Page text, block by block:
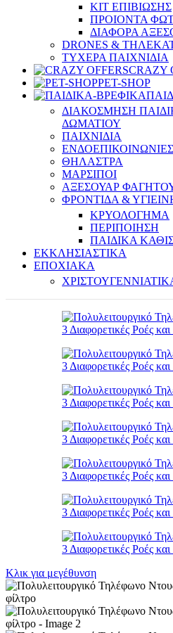
ΚΙΤ ΕΠΙΒΙΩΣΗΣ
ΠΡΟΙΟΝΤΑ
ΔΙΑΦΟΡΑ
DRONES &
ΤΥΧΕΡΑ ΠΑΙΧΝΙΔΙΑ
CRAZY
PET-SHOP
ΔΙΑΚΟΣΜΗΣΗ
ΔΩΜΑΤΙΟΥ
ΠΑΙΧΝΙΔΙΑ
ΘΗΛΑΣΤΡΑ
ΜΑΡΣΙΠΟΙ
ΑΞΕΣΟΥΑΡ
ΦΡΟΝΤΙΔΑ &
ΚΡΥΟΛΟΓΗΜΑ
ΠΕΡΙΠΟΙΗΣΗ
ΠΑΙΔΙΚΑ
ΕΚΚΛΗΣΙΑΣΤΙΚΑ
ΕΠΟΧΙΑΚΑ
Κλικ για μεγέθυνση